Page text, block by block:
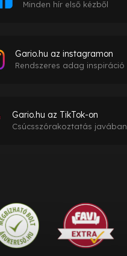
Minden hír első kézből
Gario.hu az instagramon
Rendszeres adag inspiráció
Gario.hu az TikTok-on
Csúcsszórakoztatás javában